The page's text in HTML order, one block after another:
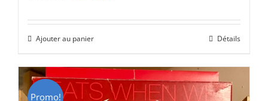
initial
était :
CHF 129.00.
actuel
CHF 69.00.
Ajouter au panier Détails
Promo!